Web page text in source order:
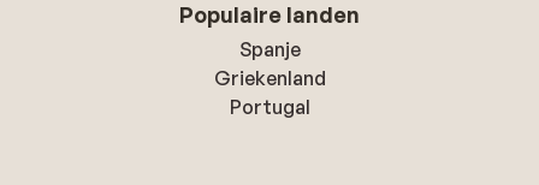
Populaire landen
Spanje
Griekenland
Portugal